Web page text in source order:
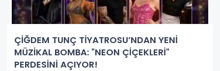
ÇİĞDEM TUNÇ TİYATROSU’NDAN YENİ
MÜZİKAL BOMBA: "NEON ÇİÇEKLERİ"
PERDESİNİ AÇIYOR!